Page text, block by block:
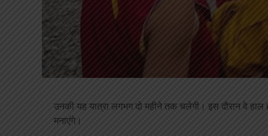
उनकी यह यात्रा लगभग दो महीने तक चलेगी। इस दौरान वे
मनाएंगे।